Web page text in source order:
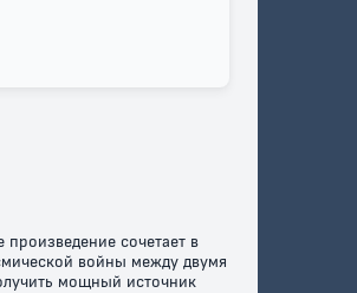
сочетает в
войны между двумя
мощный источник